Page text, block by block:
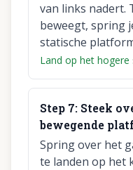
van links nadert.
beweegt, spring
statische
Land op het
Step 7: Steek
bewegende
Spring over het
te landen op het